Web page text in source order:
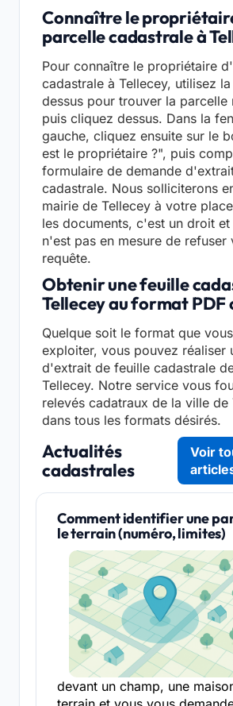
Connaître le
parcelle cadastrale à
Pour connaître le propriétaire
cadastrale à Tellecey, utilisez
dessus pour trouver la parcelle
puis cliquez dessus. Dans la
gauche, cliquez ensuite sur le
est le propriétaire ?", puis
formulaire de demande
cadastrale. Nous solliciterons
mairie de Tellecey à votre
les documents, c'est un droit
n'est pas en mesure de refuser
requête.
Obtenir une feuille
Tellecey au format PDF
Quelque soit le format que
exploiter, vous pouvez réaliser
d'extrait de feuille cadastrale
Tellecey. Notre service vous
relevés cadatraux de la ville de
dans tous les formats désirés.
Actualités
cadastrales
Voir
Comment identifier une
le terrain (numéro, limites)
devant un champ, une